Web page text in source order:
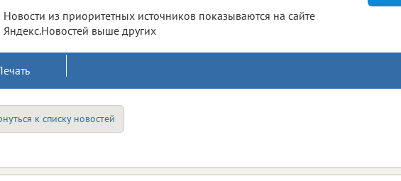
Новости из приоритетных источников показываются на сайте
Яндекс.Новостей выше других
к списку новостей